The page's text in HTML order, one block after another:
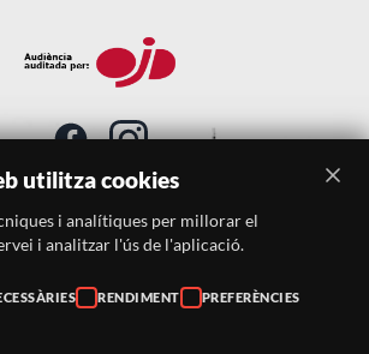
TE AL BUTLLETÍ
Telèfon:
938046359
utilitza cookies
i analítiques per millorar el
i analitzar l'ús de l'aplicació.
RENDIMENT
PREFERÈNCIES